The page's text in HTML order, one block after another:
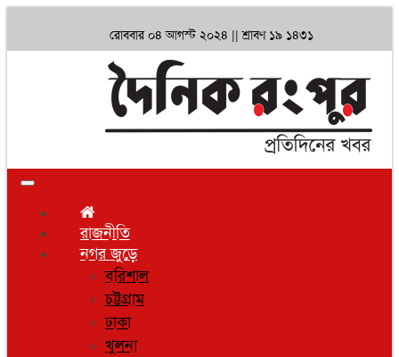
রোববার ০৪ আগস্ট ২০২৪ || শ্রাবণ ১৯ ১৪৩১
Toggle
রাজনীতি
নগর জুড়ে
বরিশাল
চট্টগ্রাম
ঢাকা
খুলনা